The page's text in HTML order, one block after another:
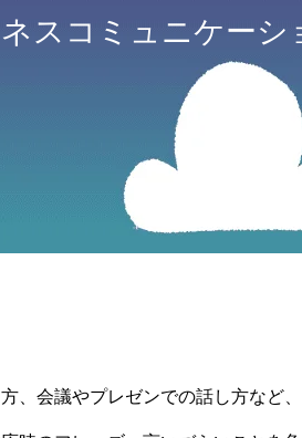
ナレーション制作
スコミュニケーシ
、会議やプレゼンでの話し方など